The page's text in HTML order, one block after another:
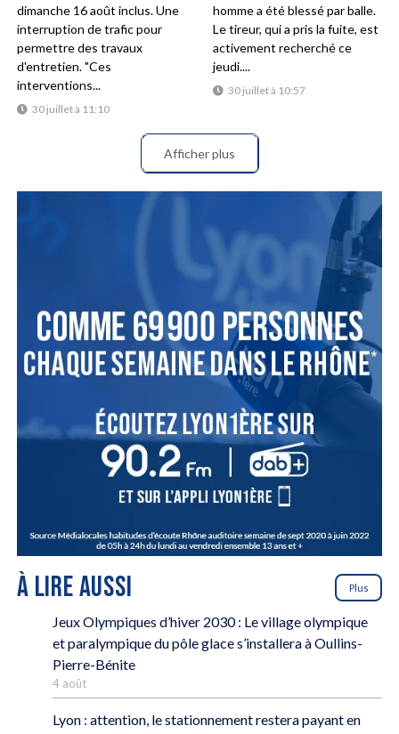
30 juillet à 11:10
dimanche 16 août inclus. Une
interruption de trafic pour
permettre des travaux
d'entretien. "Ces
interventions...
30 juillet à 10:57
homme a été blessé par balle.
Le tireur, qui a pris la fuite, est
activement recherché ce
jeudi....
Afficher plus
À LIRE AUSSI Plus
Jeux Olympiques d’hiver 2030 : Le village olympique
et paralympique du pôle glace s’installera à Oullins-
Pierre-Bénite
4 août
Lyon : attention, le stationnement restera payant en